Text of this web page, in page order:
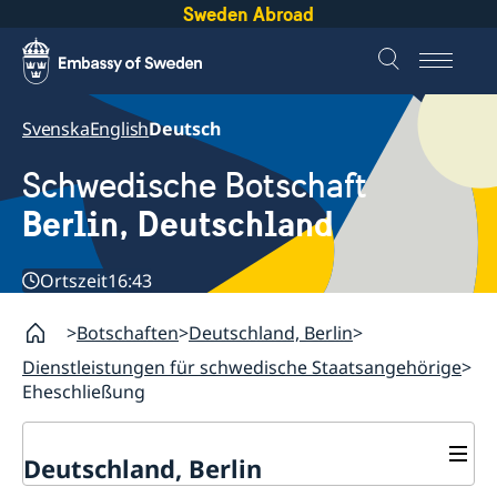
Sweden Abroad
SvenskaEnglishDeutsch
Schwedische Botschaft
Berlin, Deutschland
Ortszeit16:43
Botschaften Deutschland, Berlin
Dienstleistungen für schwedische Staatsangehörige
Eheschließung
Deutschland, Berlin